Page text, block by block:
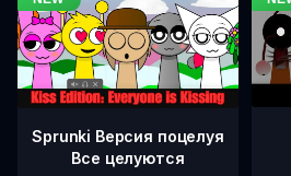
Sprunki Версия поцелуя
Все целуются